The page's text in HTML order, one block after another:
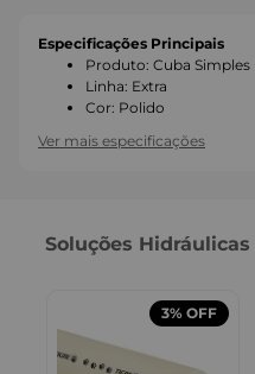
Especificações Principais
Produto: Cuba Simples
Linha: Extra
Cor: Polido
Ver mais especificações
Soluções Hidráulicas
3% OFF